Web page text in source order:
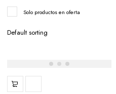
Solo productos en oferta